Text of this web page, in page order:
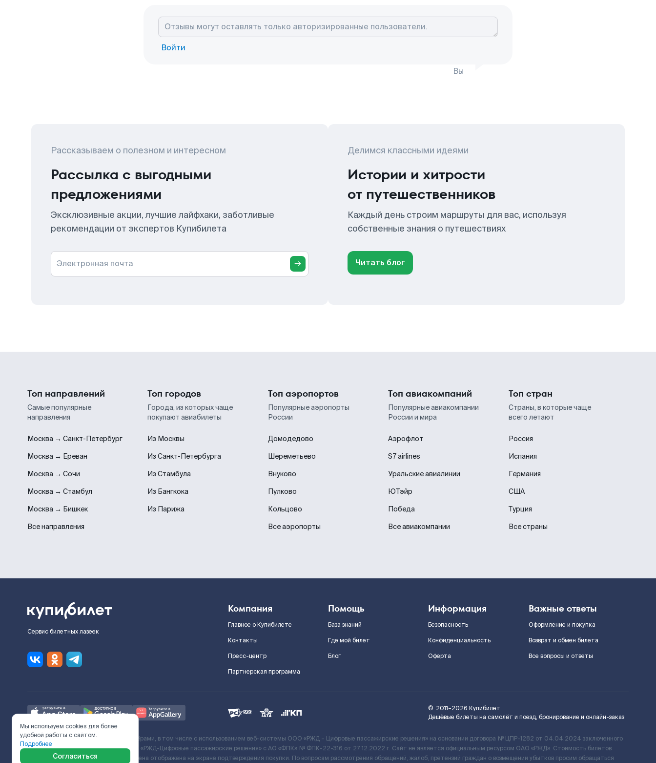
Войти
Вы
Рассказываем о полезном и интересном
Рассылка с выгодными
предложениями
Эксклюзивные акции, лучшие лайфхаки, заботливые
рекомендации от экспертов Купибилета
Электронная почта
Делимся классными идеями
Истории и хитрости
от путешественников
Каждый день строим маршруты для вас, используя
собственные знания о путешествиях
Читать блог
Топ направлений
Самые популярные
направления
Москва → Санкт-Петербург
Москва → Ереван
Москва → Сочи
Москва → Стамбул
Москва → Бишкек
Все направления
Топ городов
Города, из которых чаще
покупают авиабилеты
Из Москвы
Из Санкт-Петербурга
Из Стамбула
Из Бангкока
Из Парижа
Топ аэропортов
Популярные аэропорты
России
Домодедово
Шереметьево
Внуково
Пулково
Кольцово
Все аэропорты
Топ авиакомпаний
Популярные авиакомпании
России и мира
Аэрофлот
S7 airlines
Уральские авиалинии
ЮТэйр
Победа
Все авиакомпании
Топ стран
Страны, в которые чаще
всего летают
Россия
Испания
Германия
США
Турция
Все страны
Сервис билетных лазеек
Компания
Главное о Купибилете
Контакты
Пресс-центр
Партнерская программа
Помощь
База знаний
Где мой билет
Блог
Информация
Безопасность
Конфиденциальность
Оферта
Важные ответы
Оформление и покупка
Возврат и обмен билета
Все вопросы и ответы
© 2011–2026 Купибилет
Дешёвые билеты на самолёт и поезд, бронирование и онлайн-заказ
Ж/Д билеты предоставляются партнёрами, в том числе с использованием веб-системы ООО «РЖД – Цифровые пассажирские решения» на основании договора № ЦПР-1282 от 04.04.2024 заключенного
с Поставщиком услуг и Договора ООО «РЖД-Цифровые пассажирские решения» c АО «ФПК» № ФПК-22-316 от 27.12.2022 г. Сайт не является официальным ресурсом ОАО «РЖД». Стоимость билетов
включает сервисный сбор. Итоговая цена отображена на экране подтверждения покупки. По вопросам рассмотрения обращений, жалоб, претензий граждан о возмещении убытков просим обращаться
Мы используем cookies для более
удобной работы с сайтом.
Подробнее
Согласиться